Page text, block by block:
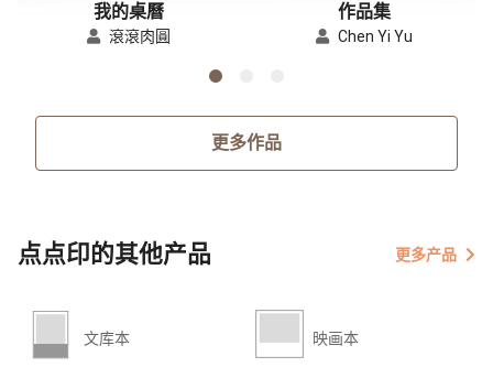
我的桌曆
滾滾肉圓
作品集
Chen Yi Yu
更多作品
点点印的其他产品 更多产品
文库本 映画本